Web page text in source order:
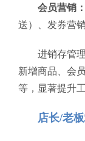
会员营销：
送）、发券营销
进销存管
新增商品、会
等，显著提升
店长/老